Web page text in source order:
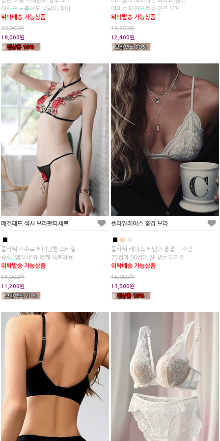
어깨끈 노출에도 부담이 적어
위탁배송 가능상품
20,000원
18,000원
여미는 타입으로 사이즈 무관
위탁발송 가능상품
15,500원
12,400원
메건레드 섹시 브라팬티세트
■
플라워 자수로 페미닌한 스타일
슬립 '엘리샤'와 함께 세트착용
위탁발송 가능상품
14,000원
11,200원
플라워레이스 홑겹 브라
■ ■
플라워 레이스 패턴의 홑겹 디자인
75컵과 80컵에 잘 맞는 디자인
위탁배송 가능상품
15,000원
13,500원